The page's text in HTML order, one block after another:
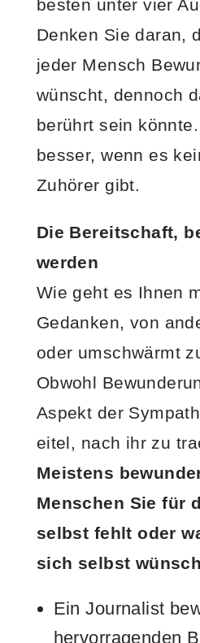
besten unter vier
Denken Sie daran,
jeder Mensch
wünscht, dennoch
berührt sein
besser, wenn es
Zuhörer gibt.
Die Bereitschaft,
werden
Wie geht es Ihnen
Gedanken, von
oder umschwärmt
Obwohl
Aspekt der
eitel, nach ihr zu
Meistens
Menschen Sie für
selbst fehlt oder
sich selbst
Ein Journalist
hervorragenden